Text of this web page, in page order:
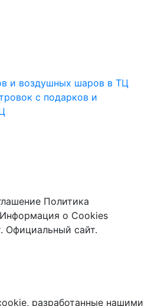
с подарков и
Политика
Информация о Cookies
Официальный сайт.
разработанные нашими